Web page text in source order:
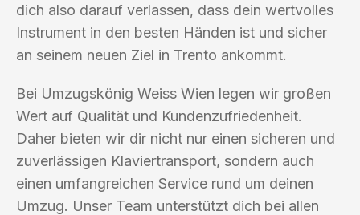
dich also darauf verlassen, dass dein wertvolles
Instrument in den besten Händen ist und sicher
an seinem neuen Ziel in Trento ankommt.
Bei Umzugskönig Weiss Wien legen wir großen
Wert auf Qualität und Kundenzufriedenheit.
Daher bieten wir dir nicht nur einen sicheren und
zuverlässigen Klaviertransport, sondern auch
einen umfangreichen Service rund um deinen
Umzug. Unser Team unterstützt dich bei allen